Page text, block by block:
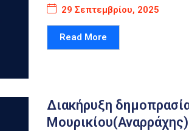
29 Σεπτεμβρίου, 2025
Read More
Διακήρυξη